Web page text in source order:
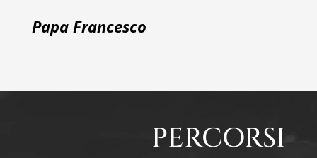
Papa Francesco
PERCORSI